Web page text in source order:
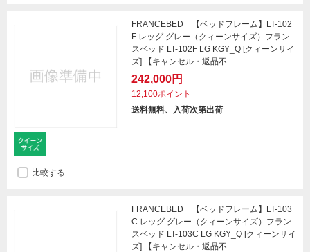
FRANCEBED 【ベッドフレーム】LT-102
F レッグ グレー（クィーンサイズ）フラン
スベッド LT-102F LG KGY_Q [クィーンサイ
ズ] 【キャンセル・返品不...
242,000円
12,100ポイント
送料無料、入荷次第出荷
比較する
FRANCEBED 【ベッドフレーム】LT-103
C レッグ グレー（クィーンサイズ）フラン
スベッド LT-103C LG KGY_Q [クィーンサイ
ズ] 【キャンセル・返品不...